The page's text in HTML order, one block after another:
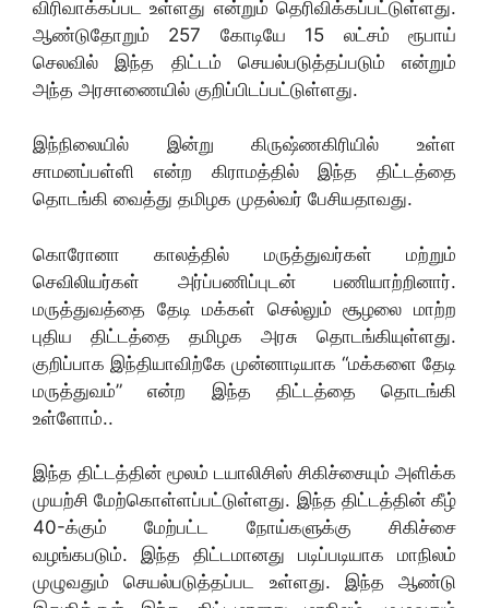
விரிவாக்கப்பட உள்ளது என்றும் தெரிவிக்கப்பட்டுள்ளது.
ஆண்டுதோறும் 257 கோடியே 15 லட்சம் ரூபாய்
செலவில் இந்த திட்டம் செயல்படுத்தப்படும் என்றும்
அந்த அரசாணையில் குறிப்பிடப்பட்டுள்ளது.
இந்நிலையில் இன்று கிருஷ்ணகிரியில் உள்ள
சாமனப்பள்ளி என்ற கிராமத்தில் இந்த திட்டத்தை
தொடங்கி வைத்து தமிழக முதல்வர் பேசியதாவது.
கொரோனா காலத்தில் மருத்துவர்கள் மற்றும்
செவிலியர்கள் அர்ப்பணிப்புடன் பணியாற்றினார்.
மருத்துவத்தை தேடி மக்கள் செல்லும் சூழலை மாற்ற
புதிய திட்டத்தை தமிழக அரசு தொடங்கியுள்ளது.
குறிப்பாக இந்தியாவிற்கே முன்னாடியாக “மக்களை தேடி
மருத்துவம்” என்ற இந்த திட்டத்தை தொடங்கி
உள்ளோம்..
இந்த திட்டத்தின் மூலம் டயாலிசிஸ் சிகிச்சையும் அளிக்க
முயற்சி மேற்கொள்ளப்பட்டுள்ளது. இந்த திட்டத்தின் கீழ்
40-க்கும் மேற்பட்ட நோய்களுக்கு சிகிச்சை
வழங்கபடும். இந்த திட்டமானது படிப்படியாக மாநிலம்
முழுவதும் செயல்படுத்தப்பட உள்ளது. இந்த ஆண்டு